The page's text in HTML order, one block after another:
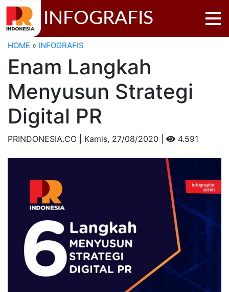
INFOGRAFIS
HOME » INFOGRAFIS
Enam Langkah
Menyusun Strategi
Digital PR
PRINDONESIA.CO | Kamis, 27/08/2020 | 4.591